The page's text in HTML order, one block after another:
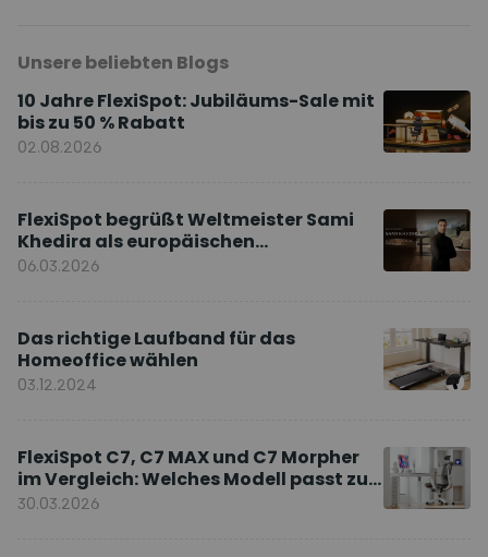
Unsere beliebten Blogs
10 Jahre FlexiSpot: Jubiläums-Sale mit
bis zu 50 % Rabatt
02.08.2026
FlexiSpot begrüßt Weltmeister Sami
Khedira als europäischen
Markenbotschafter
06.03.2026
Das richtige Laufband für das
Homeoffice wählen
03.12.2024
FlexiSpot C7, C7 MAX und C7 Morpher
im Vergleich: Welches Modell passt zu
Ihnen?
30.03.2026